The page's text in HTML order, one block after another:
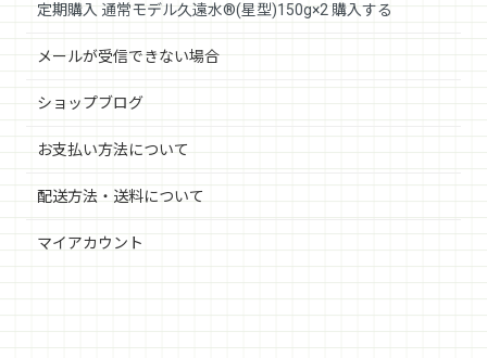
定期購入 通常モデル久遠水®(星型)150g×2 購入する
メールが受信できない場合
ショップブログ
お支払い方法について
配送方法・送料について
マイアカウント